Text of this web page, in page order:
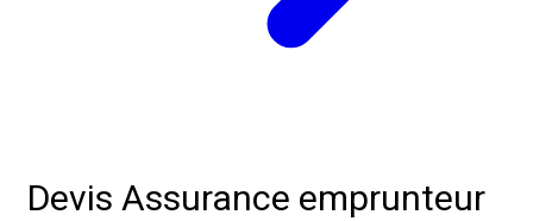
Devis Assurance emprunteur